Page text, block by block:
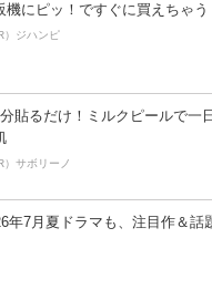
機にピッ！ですぐに買えちゃう
）ジハンピ
貼るだけ！ミルクピールで一
）サボリーノ
年7月夏ドラマも、注目作＆話